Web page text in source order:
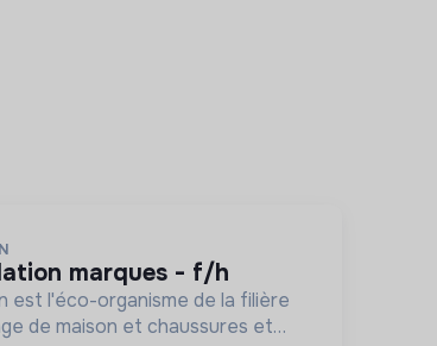
marques - f/h
est l'éco-organisme de la filière
de maison et chaussures et